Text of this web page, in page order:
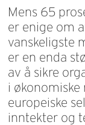
Mens 65
er enige om
vanskeligste
er en enda
av å sikre
i økonomiske
europeiske
inntekter og